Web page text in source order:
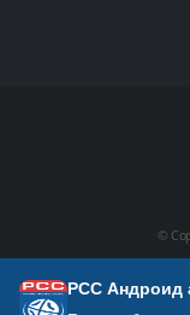
©
Почетна
РСС Андроид